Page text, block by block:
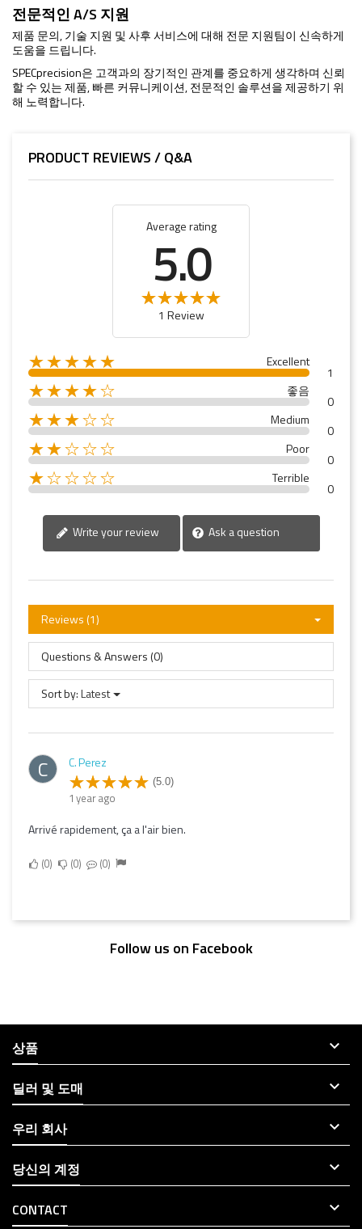
전문적인 A/S 지원
제품 문의, 기술 지원 및 사후 서비스에 대해 전문 지원팀이 신속하게
도움을 드립니다.
SPECprecision은 고객과의 장기적인 관계를 중요하게 생각하며 신뢰
할 수 있는 제품, 빠른 커뮤니케이션, 전문적인 솔루션을 제공하기 위
해 노력합니다.
PRODUCT REVIEWS / Q&A
Average rating
5.0
1 Review
★★★★★ Excellent
1
★★★★☆ 좋음
0
★★★☆☆ Medium
0
★★☆☆☆ Poor
0
★☆☆☆☆ Terrible
0
Write your review Ask a question
Reviews (1)
Questions & Answers (0)
Sort by:Latest
C C. Perez
(5.0)
1 year ago
Arrivé rapidement, ça a l'air bien.
0 0 0
Follow us on Facebook
상품 
딜러 및 도매 
우리 회사 
당신의 계정 
CONTACT 